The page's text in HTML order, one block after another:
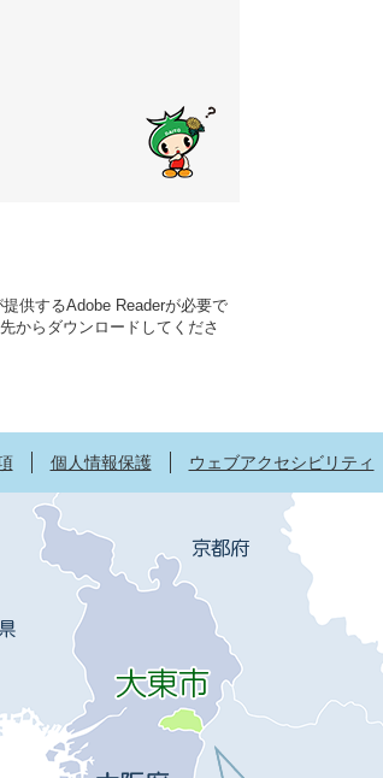
供するAdobe Readerが必要で
からダウンロードしてくださ
個人情報保護 ウェブアクセシビリティ